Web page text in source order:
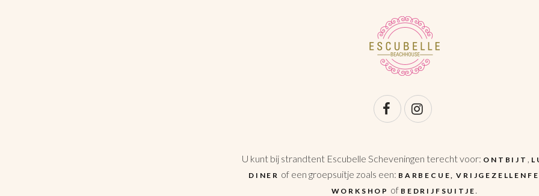
U kunt bij strandtent Escubelle Scheveningen terecht voor: ONTBIJT ,
DINER of een groepsuitje zoals een: BARBECUE,
WORKSHOP of BEDRIJFSUITJE .